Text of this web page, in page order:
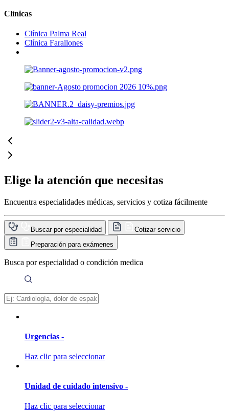
Clínicas
Clínica Palma Real
Clínica Farallones
Elige la atención que necesitas
Encuentra especialidades médicas, servicios y cotiza fácilmente
Buscar por especialidad
Cotizar servicio
Preparación para exámenes
Busca por especialidad o condición medica
Urgencias -
Haz clic para seleccionar
Unidad de cuidado intensivo -
Haz clic para seleccionar